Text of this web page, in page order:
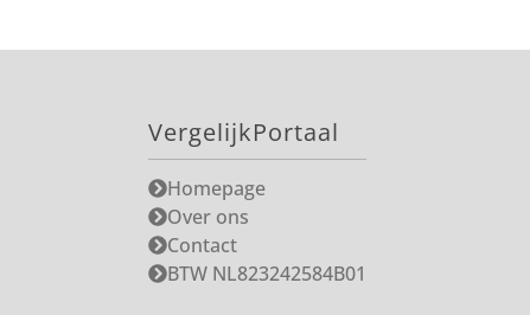
VergelijkPortaal
Homepage
Over ons
Contact
BTW NL823242584B01